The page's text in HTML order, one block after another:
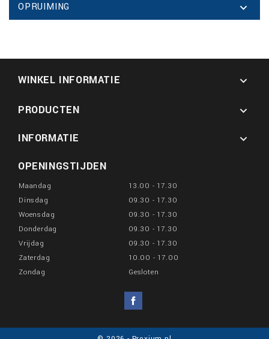
OPRUIMING 
WINKEL INFORMATIE 
PRODUCTEN

INFORMATIE

OPENINGSTIJDEN
Maandag
13.00 - 17.30
Dinsdag
09.30 - 17.30
Woensdag
09.30 - 17.30
Donderdag
09.30 - 17.30
Vrijdag
09.30 - 17.30
Zaterdag
10.00 - 17.00
Zondag
Gesloten